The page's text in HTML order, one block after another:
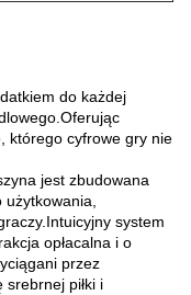
do każdej
którego cyfrowe gry nie
jest zbudowana
system
opłacalna i o
przez
srebrnej piłki i